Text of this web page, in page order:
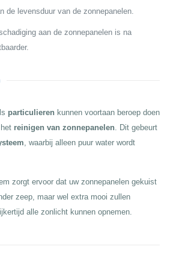
de levensduur van de zonnepanelen.
aan de zonnepanelen is na
particulieren kunnen voortaan beroep doen
reinigen van zonnepanelen. Dit gebeurt
, waarbij alleen puur water wordt
zorgt ervoor dat uw zonnepanelen gekuist
zeep, maar wel extra mooi zullen
alle zonlicht kunnen opnemen.